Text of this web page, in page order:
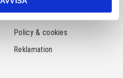
Köpvillkor
Policy & cookies
Reklamation